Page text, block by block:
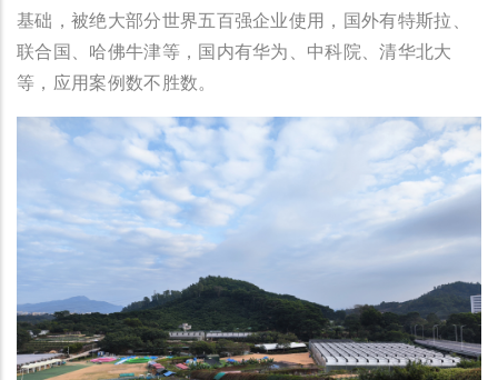
基础，被绝大部分世界五百强企业使用，国外有特斯拉、
联合国、哈佛牛津等，国内有华为、中科院、清华北大
等，应用案例数不胜数。